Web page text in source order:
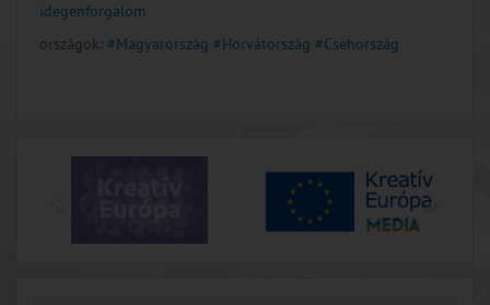
idegenforgalom
országok: #Magyarország #Horvátország #Csehország